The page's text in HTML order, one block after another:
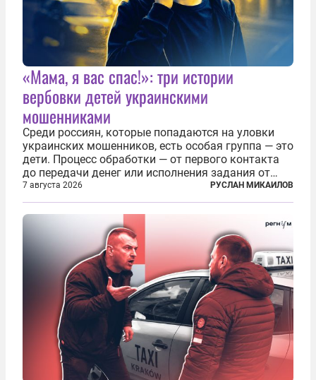
«Мама, я вас спас!»: три истории
вербовки детей украинскими
мошенниками
Среди россиян, которые попадаются на уловки
украинских мошенников, есть особая группа — это
дети. Процесс обработки — от первого контакта
до передачи денег или исполнения задания от
кураторов может занять от двух часов до
нескольких месяцев. Детей превращают в
послушных исполнителей, которые...
7 августа 2026 РУСЛАН МИКАИЛОВ